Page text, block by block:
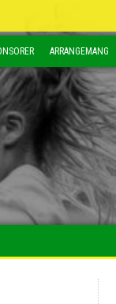
ARRANGEMANG